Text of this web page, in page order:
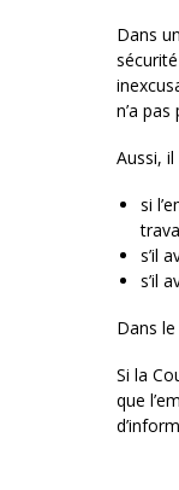
Dans
n’a
Aussi,
si
s’il
s’il
Dans
Si la
que